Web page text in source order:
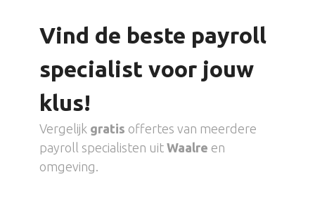
Vind de beste payroll
specialist voor jouw
klus!
Vergelijk gratis offertes van meerdere
payroll specialisten uit Waalre en
omgeving.